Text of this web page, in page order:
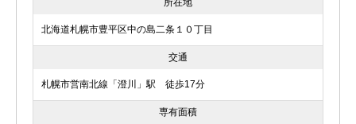
所在地
北海道札幌市豊平区中の島二条１０丁目
交通
札幌市営南北線「澄川」駅 徒歩17分
専有面積